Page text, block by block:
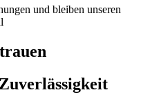
und bleiben unseren